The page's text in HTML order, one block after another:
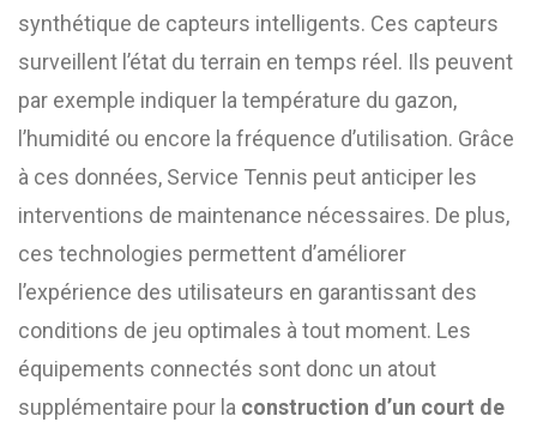
synthétique de capteurs intelligents. Ces capteurs
surveillent l’état du terrain en temps réel. Ils peuvent
par exemple indiquer la température du gazon,
l’humidité ou encore la fréquence d’utilisation. Grâce
à ces données, Service Tennis peut anticiper les
interventions de maintenance nécessaires. De plus,
ces technologies permettent d’améliorer
l’expérience des utilisateurs en garantissant des
conditions de jeu optimales à tout moment. Les
équipements connectés sont donc un atout
supplémentaire pour la construction d’un court de